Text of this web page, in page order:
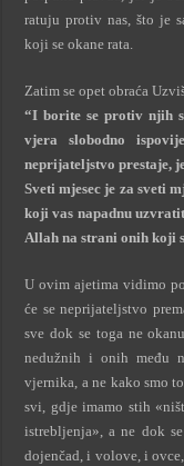
ratuju protiv nas, što je
koji se okane rata.
Zatim se opet obraća
“I borite se protiv njih
vjera slobodno
neprijateljstvo prestaje,
Sveti mjesec je za sveti
koji vas napadnu
Allah na strani onih koji
U ovim ajetima vidimo
će se neprijateljstvo
sve dok se toga ne
nedužnih i onih među
vjernika, a ne kako smo
svi, gdje imamo stih
istrebljenja», a ne dok
dojenčad, i volove, i